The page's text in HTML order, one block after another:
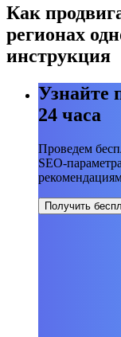
Как
регионах
инструкция
Узнайте
24 часа
Проведем
SEO-
Получить